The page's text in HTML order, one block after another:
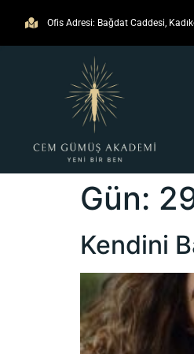
Ofis Adresi: Bağdat Caddesi,
Gün:
Kendini